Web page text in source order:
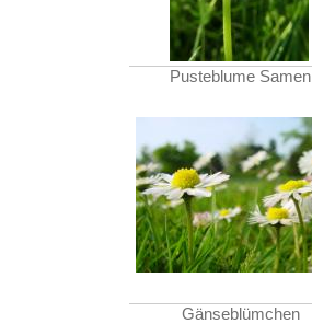
Pusteblume Samen
Gänseblümchen